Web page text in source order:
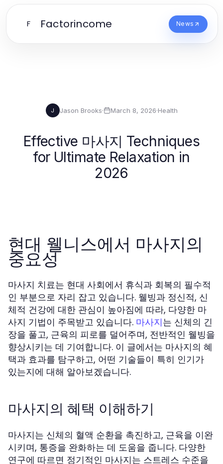
F Factorincome News
J Jason Brooks· March 8, 2026·Health
Effective 마사지 Techniques
for Ultimate Relaxation in
2026
현대 웰니스에서 마사지의
중요성
마사지 치료는 현대 사회에서 휴식과 회복의 필수적
인 부분으로 자리 잡고 있습니다. 웰빙과 정신적, 신
체적 건강에 대한 관심이 높아짐에 따라, 다양한 마
사지 기법이 주목받고 있습니다. 마사지는 신체의 긴
장을 풀고, 근육의 피로를 덜어주며, 전반적인 웰빙을
향상시키는 데 기여합니다. 이 글에서는 마사지의 혜
택과 효과를 탐구하고, 어떤 기술들이 특히 인기가
있는지에 대해 알아보겠습니다.
마사지의 혜택 이해하기
마사지는 신체의 혈액 순환을 촉진하고, 근육을 이완
시키며, 통증을 완화하는 데 도움을 줍니다. 다양한
연구에 따르면 정기적인 마사지는 스트레스 수준을